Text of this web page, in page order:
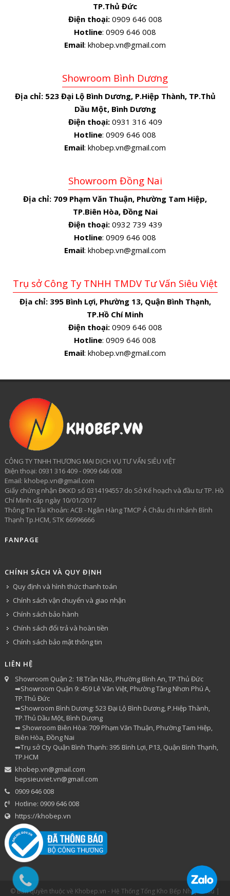
TP.Thủ Đức
Điện thoại:0909 646 008
Hotline: 0909 646 008
Email: khobep.vn@gmail.com
Showroom Bình Dương
Địa chỉ: 523 Đại Lộ Bình Dương, P.Hiệp Thành, TP.Thủ
Dầu Một, Bình Dương
Điện thoại:0931 316 409
Hotline: 0909 646 008
Email: khobep.vn@gmail.com
Showroom Đồng Nai
Địa chỉ: 709 Phạm Văn Thuận, Phường Tam Hiệp,
TP.Biên Hòa, Đồng Nai
Điện thoại:0932 739 439
Hotline: 0909 646 008
Email: khobep.vn@gmail.com
Trụ sở Công Ty TNHH TMDV Tư Vấn Siêu Việt
Địa chỉ: 395 Bình Lợi, Phường 13, Quận Bình Thạnh,
TP.Hồ Chí Minh
Điện thoại:0909 646 008
Hotline: 0909 646 008
Email: khobep.vn@gmail.com
CÔNG TY TNHH THƯƠNG MẠI DỊCH VỤ TƯ VẤN SIÊU VIỆT
​Điện thoại: 0931 316 409 - 0909 646 008
Email: khobep.vn@gmail.com
Giấy chứng nhận ĐKKD số 0314194557 do Sở Kế hoạch và đầu tư TP. Hồ
Chí Minh cấp ngày 10/01/2017
Thông Tin Tài Khoản: ACB - Ngân Hàng TMCP Á Châu chi nhánh Bình
Thạnh Tp.HCM, STK 66996666
FANPAGE
CHÍNH SÁCH VÀ QUY ĐỊNH
Quy định và hình thức thanh toán
Chính sách vận chuyển và giao nhận
Chính sách bảo hành
Chính sách đổi trả và hoàn tiền
Chính sách bảo mật thông tin
LIÊN HỆ
Showroom Quận 2: 18 Trần Não, Phường Bình An, TP.Thủ Đức
➡Showroom Quận 9: 459 Lê Văn Việt, Phường Tăng Nhơn Phú A,
TP.Thủ Đức
➡Showroom Bình Dương: 523 Đại Lộ Bình Dương, P.Hiệp Thành,
TP.Thủ Dầu Một, Bình Dương
➡ Showroom Biên Hòa: 709 Phạm Văn Thuận, Phường Tam Hiệp,
Biên Hòa, Đồng Nai
➡Trụ sở Cty Quận Bình Thạnh: 395 Bình Lợi, P13, Quận Bình Thạnh,
TP.HCM
khobep.vn@gmail.com
bepsieuviet.vn@gmail.com
0909 646 008
Hotline: 0909 646 008
https://khobep.vn
© Bản quyền thuộc về Khobep.vn - Hệ Thống Tổng Kho Bếp Nhập Khẩu |